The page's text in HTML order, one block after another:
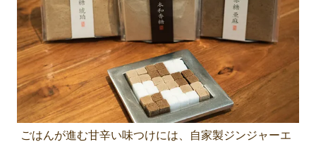
ごはんが進む甘辛い味つけには、自家製ジンジャーエ